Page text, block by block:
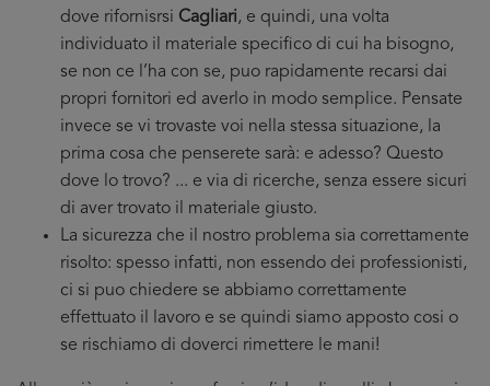
dove rifornisrsi Cagliari, e quindi, una volta
individuato il materiale specifico di cui ha bisogno,
se non ce l’ha con se, puo rapidamente recarsi dai
propri fornitori ed averlo in modo semplice. Pensate
invece se vi trovaste voi nella stessa situazione, la
prima cosa che penserete sarà: e adesso? Questo
dove lo trovo? ... e via di ricerche, senza essere sicuri
di aver trovato il materiale giusto.
La sicurezza che il nostro problema sia correttamente
risolto: spesso infatti, non essendo dei professionisti,
ci si puo chiedere se abbiamo correttamente
effettuato il lavoro e se quindi siamo apposto cosi o
se rischiamo di doverci rimettere le mani!